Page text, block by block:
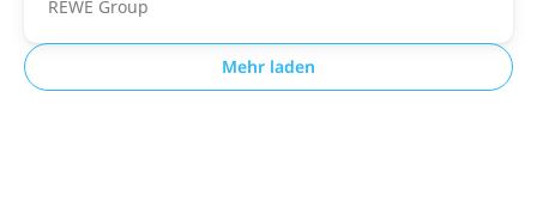
REWE Group
Mehr laden